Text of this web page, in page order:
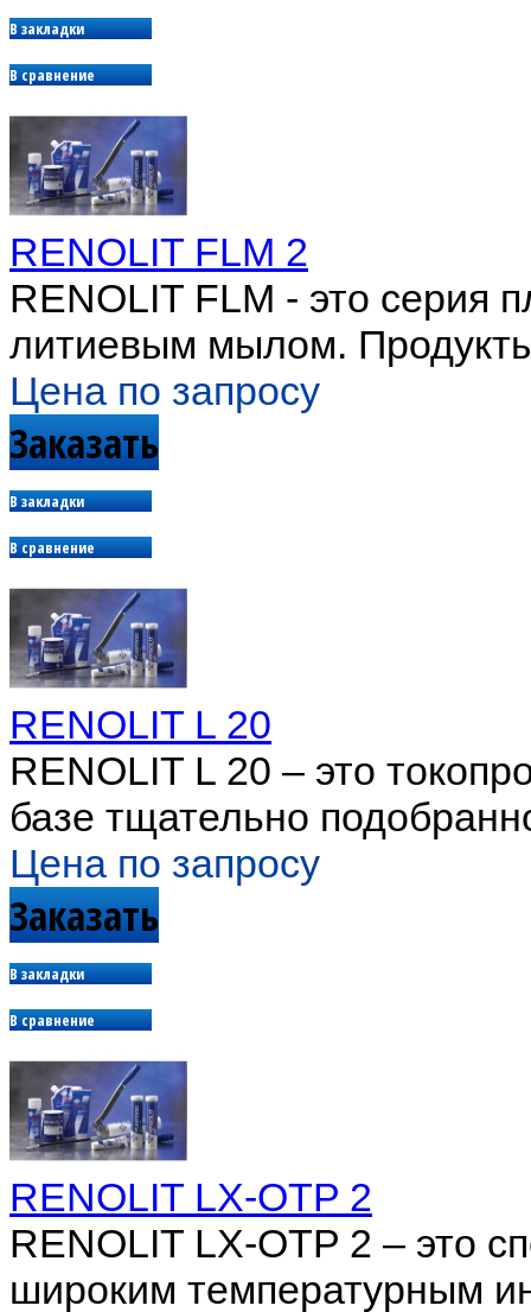
В закладки
В сравнение
RENOLIT FLM 2
RENOLIT FLM - это серия
литиевым мылом.
Цена по запросу
Заказать
В закладки
В сравнение
RENOLIT L 20
RENOLIT L 20 – это
базе тщательно
Цена по запросу
Заказать
В закладки
В сравнение
RENOLIT LX-OTP 2
RENOLIT LX-OTP 2 – это
широким температурным